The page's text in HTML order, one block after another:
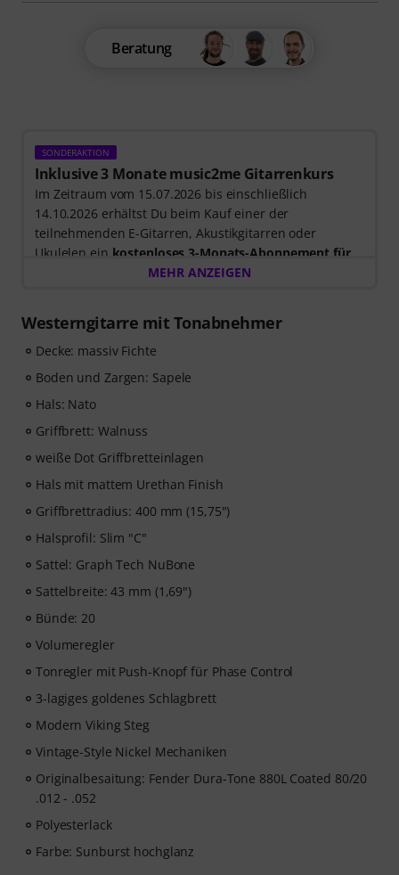
SONDERAKTION
Inklusive 3 Monate music2me Gitarrenkurs
Im Zeitraum vom 15.07.2026 bis einschließlich
14.10.2026 erhältst Du beim Kauf einer der
teilnehmenden E-Gitarren, Akustikgitarren oder
Ukulelen ein kostenloses 3-Monats-Abonnement für
einen Onlinekurs von music2me im Wert von EUR
zugesendet. Das music2me Abo endet nach Ablauf
automatisch.
Music2Me, dein Online-Lernportal für Musik mit einem
pädagogischen Konzept von studierten Musiklehrern.
Ausgezeichnet mit dem deutschen Bildungs-Award
2025/2026 in der Kategorie “E-Learning
Instrumentalunterricht”! Mit über 400 Gitarren
Videolektionen für Anfänger und Fortgeschrittene – von
Pop, Rock und Blues bis Metal und mehr. Mit
persönlichem Support per Chat, Noten zum
Übungsfunktion, Zeitlupe und weitere Features.
MEHR ANZEIGEN
Westerngitarre mit Tonabnehmer
Decke: massiv Fichte
Boden und Zargen: Sapele
Hals: Nato
Griffbrett: Walnuss
weiße Dot Griffbretteinlagen
Hals mit mattem Urethan Finish
Griffbrettradius: 400 mm (15,75")
Halsprofil: Slim "C"
Sattel: Graph Tech NuBone
Sattelbreite: 43 mm (1,69")
Bünde: 20
Volumeregler
Tonregler mit Push-Knopf für Phase Control
3-lagiges goldenes Schlagbrett
Modern Viking Steg
Vintage-Style Nickel Mechaniken
Originalbesaitung: Fender Dura-Tone 880L Coated 80/20
.012 - .052
Polyesterlack
Farbe: Sunburst hochglanz
Beratung